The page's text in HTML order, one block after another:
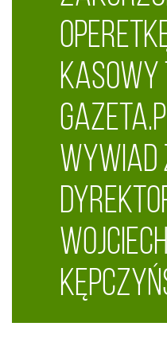
Wojciechem
wywiad